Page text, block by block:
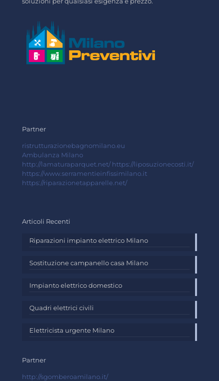
Partner
ristrutturazionebagnomilano.eu
Ambulanza Milano
http://lamaturaparquet.net/ https://liposuzionecosti.it/
https://www.serramentieinfissimilano.it
https://riparazionetapparelle.net/
Articoli Recenti
Riparazioni impianto elettrico Milano
Sostituzione campanello casa Milano
Impianto elettrico domestico
Quadri elettrici civili
Elettricista urgente Milano
Partner
http://sgomberoamilano.it/